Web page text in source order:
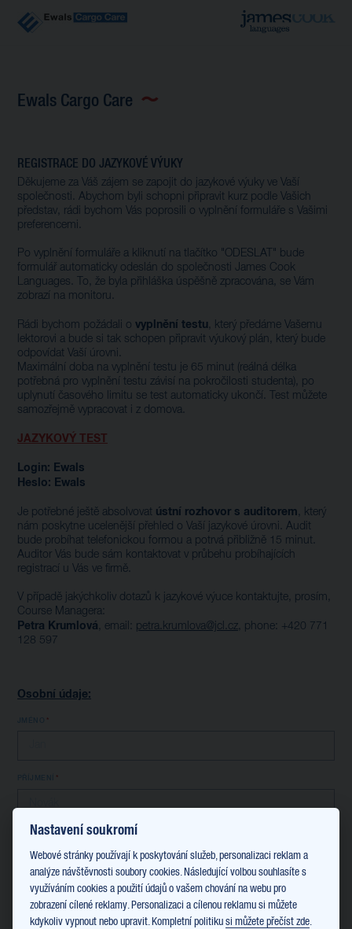
Ewals Cargo Care
REGISTRACE DO JAZYKOVÉ VÝUKY
Děkujeme za Váš zájem se zapojit do jazykové výuky ve Vaší
společnosti. Abychom byli schopni připravit kurz podle Vašich
představ, rádi bychom Vás poprosili o vyplnění formuláře s Vašimi
preferencemi.
Po vyplnění formuláře a kliknutí na tlačítko "ODESLAT" bude
formulář automaticky odeslán do společnosti James Cook
Languages. To, že byla přihláška úspěšně zpracována, se Vám
zobrazí na monitoru.
Rádi bychom požádali o vyplnění testu, který předáme Vašemu
lektorovi a bude si tak schopen připravit výukový plán, který bude
odpovídat Vaší úrovni.
Maximální doba na vyplnění testu je 65 minut (reálná délka
potřebná pro vyplnění testu závisí na pokročilosti studenta), po
uplynutí časového limitu se test automaticky ukončí. Test můžete
samozřejmě vypracovat i z domova.
JAZYKOVÝ TEST
Login: Ewals
Heslo: Ewals
Je potřebné ještě absolvovat ústní rozhovor s auditorem, který
nám poskytne ucelenější přehled o Vaší jazykové úrovni. Audit
bude probíhat telefonickou formou a potrvá přibližně 15 minut.
Auditor Vás bude sám kontaktovat v průbehu probíhajících
registrací u Vás ve firmě.
V případě jakýchkoliv dotazů k jazykové výuce kontaktujte, prosím,
Course Managera:
Petra Krumlová, email: petra.krumlova@jcl.cz, phone: +420 771
128 597
Osobní údaje:
TELEFON
EMAIL
Nastavení soukromí
Webové stránky používají k poskytování služeb, personalizaci reklam a
analýze návštěvnosti soubory cookies. Následující volbou souhlasíte s
využíváním cookies a použití údajů o vašem chování na webu pro
zobrazení cílené reklamy. Personalizaci a cílenou reklamu si můžete
kdykoliv vypnout nebo upravit. Kompletní politikusi můžete přečíst zde.